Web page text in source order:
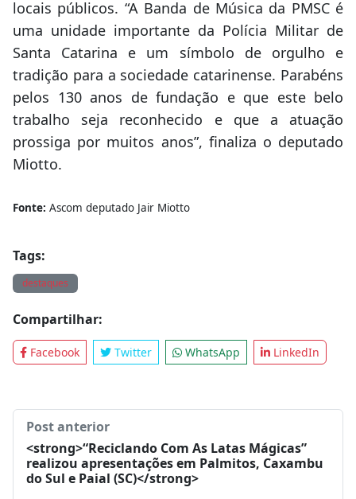
locais públicos. “A Banda de Música da PMSC é
uma unidade importante da Polícia Militar de
Santa Catarina e um símbolo de orgulho e
tradição para a sociedade catarinense. Parabéns
pelos 130 anos de fundação e que este belo
trabalho seja reconhecido e que a atuação
prossiga por muitos anos”, finaliza o deputado
Miotto.
Fonte: Ascom deputado Jair Miotto
Tags:
destaques
Compartilhar:
Facebook Twitter WhatsApp LinkedIn
Post anterior
<strong>“Reciclando Com As Latas Mágicas”
realizou apresentações em Palmitos, Caxambu
do Sul e Paial (SC)</strong>